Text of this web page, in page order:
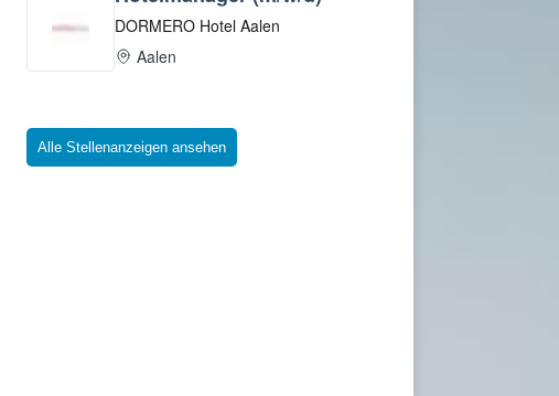
Alle Stellenanzeigen ansehen